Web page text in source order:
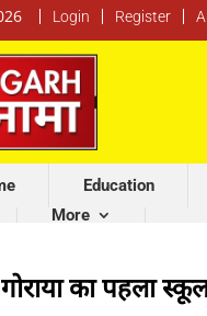
Login Register
Education
More
गोराया का पहला